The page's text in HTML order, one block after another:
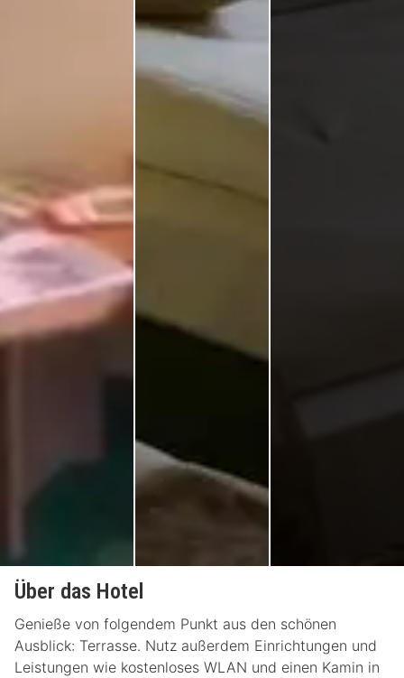
Über das Hotel
Genieße von folgendem Punkt aus den schönen
Ausblick: Terrasse. Nutz außerdem Einrichtungen und
Leistungen wie kostenloses WLAN und einen Kamin in